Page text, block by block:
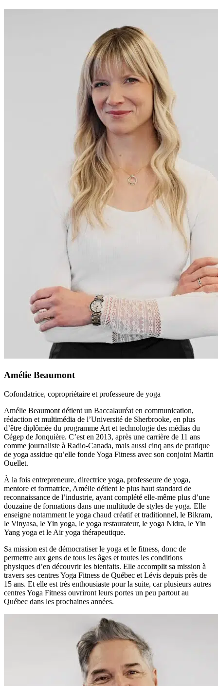
Amélie Beaumont
Cofondatrice, copropriétaire et professeure de yoga
Amélie Beaumont détient un Baccalauréat en communication,
rédaction et multimédia de l’Université de Sherbrooke, en plus
d’être diplômée du programme Art et technologie des médias du
Cégep de Jonquière. C’est en 2013, après une carrière de 11 ans
comme journaliste à Radio-Canada, mais aussi cinq ans de pratique
de yoga assidue qu’elle fonde Yoga Fitness avec son conjoint Martin
Ouellet.
À la fois entrepreneure, directrice yoga, professeure de yoga,
mentore et formatrice, Amélie détient le plus haut standard de
reconnaissance de l’industrie, ayant complété elle-même plus d’une
douzaine de formations dans une multitude de styles de yoga. Elle
enseigne notamment le yoga chaud créatif et traditionnel, le Bikram,
le Vinyasa, le Yin yoga, le yoga restaurateur, le yoga Nidra, le Yin
Yang yoga et le Air yoga thérapeutique.
Sa mission est de démocratiser le yoga et le fitness, donc de
permettre aux gens de tous les âges et toutes les conditions
physiques d’en découvrir les bienfaits. Elle accomplit sa mission à
travers ses centres Yoga Fitness de Québec et Lévis depuis près de
15 ans. Et elle est très enthousiaste pour la suite, car plusieurs autres
centres Yoga Fitness ouvriront leurs portes un peu partout au
Québec dans les prochaines années.